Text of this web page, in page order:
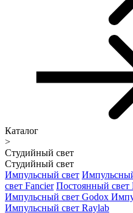
Каталог
>
Студийный свет
Студийный свет
Импульсный свет
свет Fancier Постоянный свет
Импульсный свет Godox
Импульсный свет Raylab